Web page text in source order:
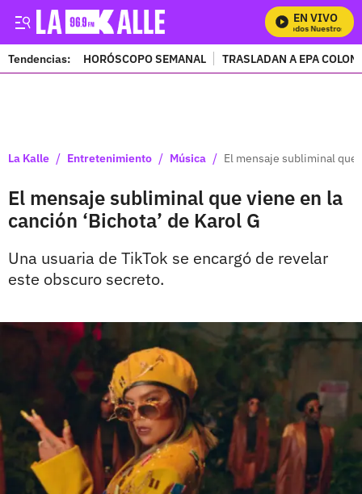
EN VIVO
Mira Todos Nuestros
Tendencias: HORÓSCOPO SEMANAL TRASLADAN A EPA
La Kalle / Entretenimiento / Música / El mensaje subliminal que
El mensaje subliminal que viene en la
canción ‘Bichota’ de Karol G
Una usuaria de TikTok se encargó de revelar
este obscuro secreto.